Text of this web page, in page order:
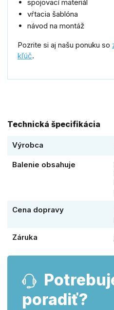
spojovací materiál
vŕtacia šablóna
návod na montáž
Pozrite si aj našu ponuku so
kľúč.
Technická špecifikácia
Výrobca
Balenie obsahuje
Cena dopravy
Záruka
poradiť?